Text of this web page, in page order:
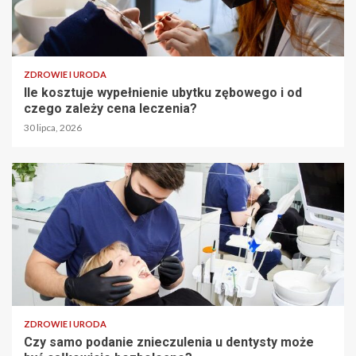
ZDROWIE I URODA
Ile kosztuje wypełnienie ubytku zębowego i od
czego zależy cena leczenia?
30 lipca, 2026
ZDROWIE I URODA
Czy samo podanie znieczulenia u dentysty może